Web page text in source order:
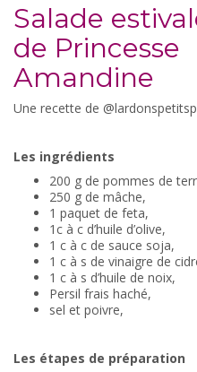
Salade
de Princesse
Amandine
Une recette de
Les ingrédients
200 g de pommes de
250 g de mâche,
1 paquet de feta,
1c à c d’huile d’olive,
1 c à c de sauce soja,
1 c à s de vinaigre de
1 c à s d’huile de noix,
Persil frais haché,
sel et poivre,
Les étapes de préparation